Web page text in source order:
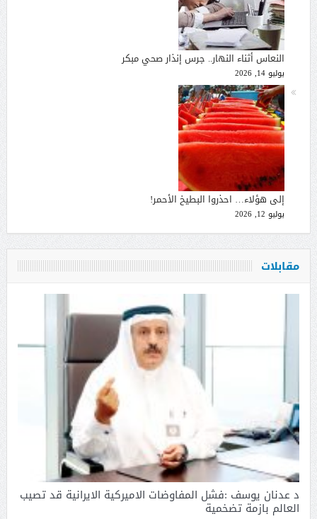
النعاس أثناء النهار.. جرس إنذار صحي مبكر
يوليو 14, 2026
إلى هؤلاء… احذروا البطيخ الأحمر!
يوليو 12, 2026
مقابلات
د عدنان يوسف :فشل المفاوضات الاميركية الايرانية قد تصيب
العالم بازمة تضخمية